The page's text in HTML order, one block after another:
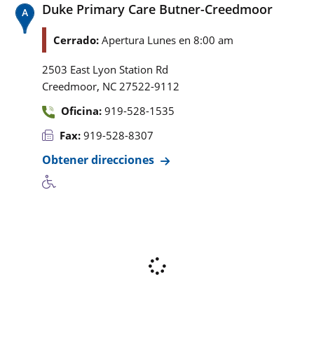
Duke Primary Care Butner-Creedmoor
Cerrado: Apertura Lunes en 8:00 am
2503 East Lyon Station Rd
Creedmoor, NC 27522-9112
Oficina: 919-528-1535
Fax: 919-528-8307
Obtener direcciones